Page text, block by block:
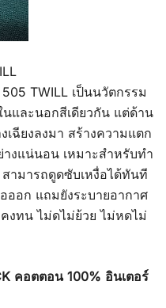
TWILL เป็นนวัตกรรม
และนอกสีเดียวกัน แต่ด้าน
ฉียงลงมา สร้างความแตก
งแน่นอน เหมาะสำหรับทำ
ามารถดูดซับเหงื่อได้ทันที
ออก แถมยังระบายอากาศ
งทน ไม่ดไม่ย้วย ไม่หดไม่
คอตตอน 100% อินเตอร์